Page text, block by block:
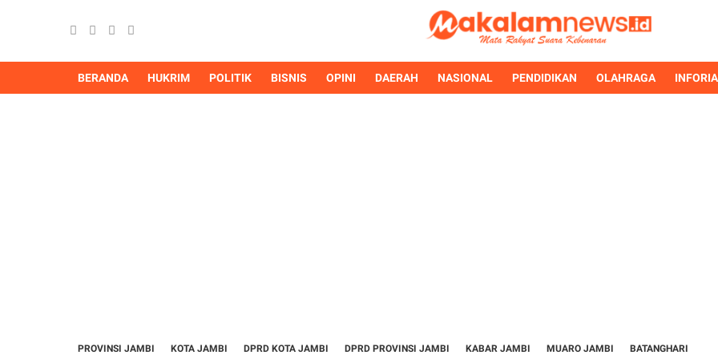
BERANDA HUKRIM POLITIK BISNIS OPINI DAERAH NASIONAL PENDIDIKAN OLAHRAGA
PROVINSI JAMBI KOTA JAMBI DPRD KOTA JAMBI DPRD PROVINSI JAMBI KABAR JAMBI MUARO JAMBI BATANGHARI